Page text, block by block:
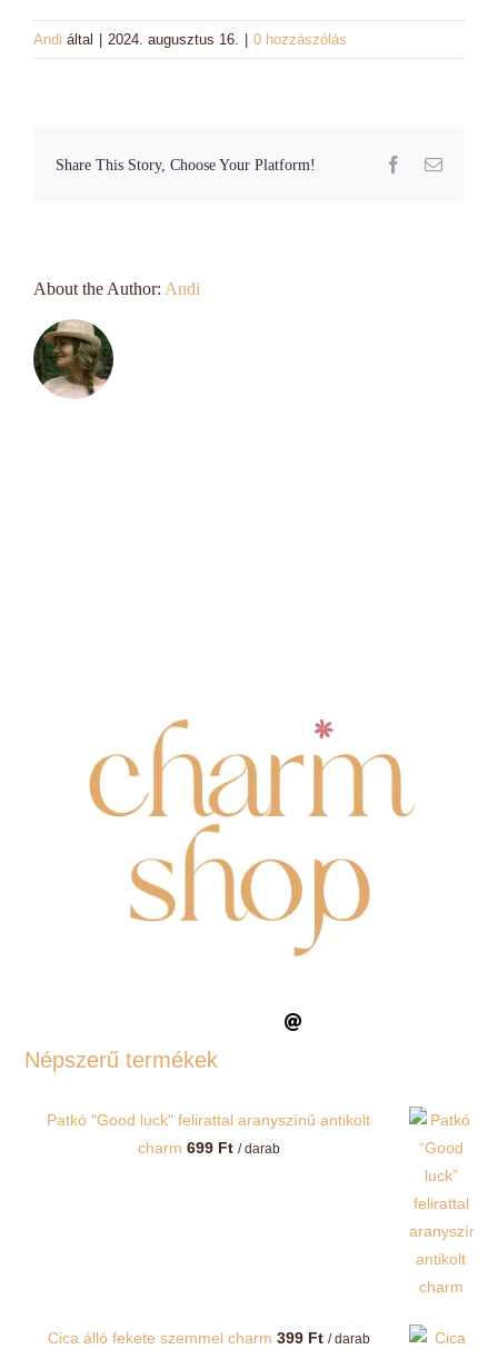
Andi által 2024. augusztus 16. 0 hozzászólás
Share This Story, Choose Your Platform! FacebookEmail:
About the Author: Andi
Népszerű termékek
Patkó "Good luck" felirattal aranyszínű antikolt
charm 699 Ft / darab
Cica álló fekete szemmel charm 399 Ft / darab